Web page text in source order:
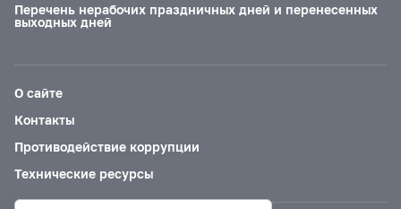
Перечень нерабочих праздничных дней и перенесенных
выходных дней
О сайте
Контакты
Противодействие коррупции
Технические ресурсы